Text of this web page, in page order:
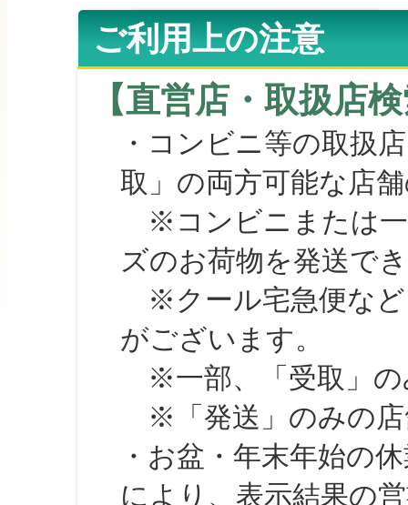
ご利用上の注意
【直営店・取扱店
・コンビニ等の取扱
取」の両方可能な店
※コンビニまたは一
ズのお荷物を発送で
※クール宅急便など
がございます。
※一部、「受取」の
※「発送」のみの店
・お盆・年末年始の
により、表示結果の